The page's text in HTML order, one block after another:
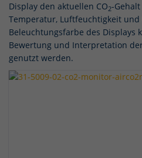
Display den aktuellen CO2-
Temperatur, Luftfeuchtigkeit und
Beleuchtungsfarbe des Displays
Bewertung und Interpretation
genutzt werden.